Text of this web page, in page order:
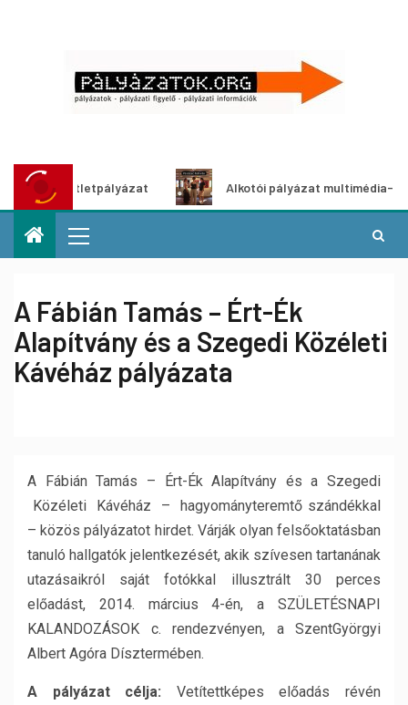
ötletpályázat Alkotói pályázat multimédia-
A Fábián Tamás – Ért-Ék
Alapítvány és a Szegedi Közéleti
Kávéház pályázata
A Fábián Tamás – Ért-Ék Alapítvány és a Szegedi
Közéleti Kávéház – hagyományteremtő szándékkal
– közös pályázatot hirdet. Várják olyan felsőoktatásban
tanuló hallgatók jelentkezését, akik szívesen tartanának
utazásaikról saját fotókkal illusztrált 30 perces
előadást, 2014. március 4-én, a SZÜLETÉSNAPI
KALANDOZÁSOK c. rendezvényen, a SzentGyörgyi
Albert Agóra Dísztermében.
A pályázat célja: Vetítettképes előadás révén